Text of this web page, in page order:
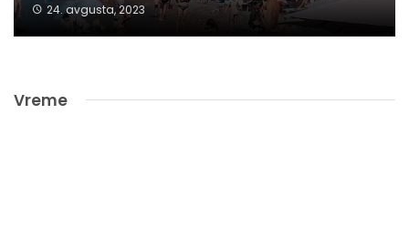
24. avgusta, 2023
Vreme